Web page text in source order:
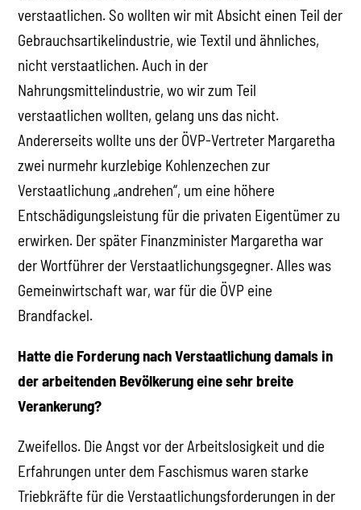
verstaatlichen. So wollten wir mit Absicht einen Teil der
Gebrauchsartikelindustrie, wie Textil und ähnliches,
nicht verstaatlichen. Auch in der
Nahrungsmittelindustrie, wo wir zum Teil
verstaatlichen wollten, gelang uns das nicht.
Andererseits wollte uns der ÖVP-Vertreter Margaretha
zwei nurmehr kurzlebige Kohlenzechen zur
Verstaatlichung „andrehen“, um eine höhere
Entschädigungsleistung für die privaten Eigentümer zu
erwirken. Der später Finanzminister Margaretha war
der Wortführer der Verstaatlichungsgegner. Alles was
Gemeinwirtschaft war, war für die ÖVP eine
Brandfackel.
Hatte die Forderung nach Verstaatlichung damals in
der arbeitenden Bevölkerung eine sehr breite
Verankerung?
Zweifellos. Die Angst vor der Arbeitslosigkeit und die
Erfahrungen unter dem Faschismus waren starke
Triebkräfte für die Verstaatlichungsforderungen in der